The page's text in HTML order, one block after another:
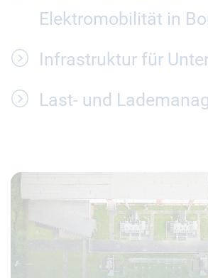
Elektromobilität in
Infrastruktur für
Last- und